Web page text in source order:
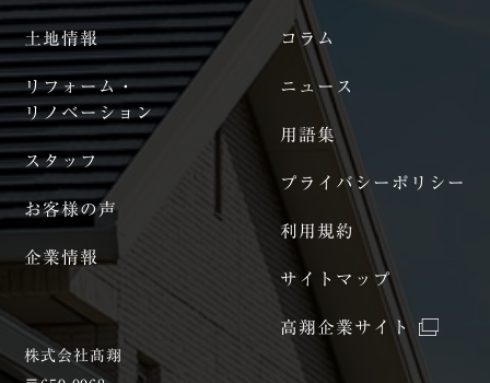
株式会社髙翔
土地情報
リフォーム・
リノベーション
スタッフ
お客様の声
企業情報
コラム
ニュース
用語集
プライバシーポリシー
利用規約
サイトマップ
高翔企業サイト